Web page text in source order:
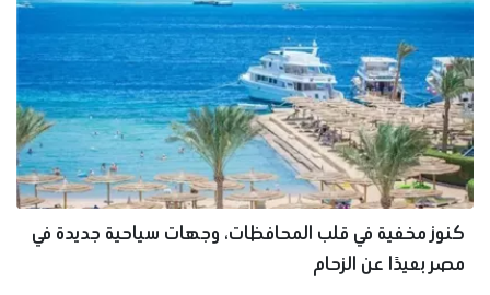
كنوز مخفية في قلب المحافظات، وجهات سياحية جديدة في
مصر بعيدًا عن الزحام